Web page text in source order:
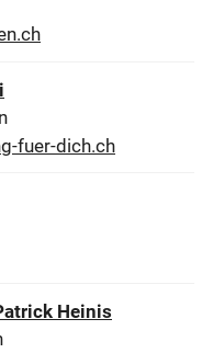
fuer-dich.ch
Heinis